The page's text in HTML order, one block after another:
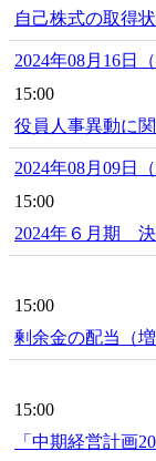
自己株式の取得
2024年08月16日（
15:00
役員人事異動に
2024年08月09日（
15:00
2024年６月期 決
15:00
剰余金の配当（
15:00
「中期経営計画